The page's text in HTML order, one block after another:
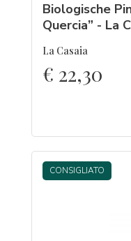
Biologische
Quercia” - La
La Casaia
€ 22,30
CONSIGLIATO